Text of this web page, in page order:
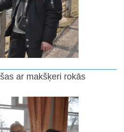
ar makšķeri rokās